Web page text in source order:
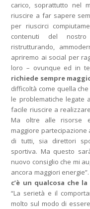
carico, soprattutto nel
riuscire a far sapere
per riuscirci
contenuti del nostro
ristrutturando,
apriremo ai social per
loro – ovunque ed in
richiede sempre
difficoltà come quella
le problematiche legate
facile riuscire a
Ma oltre alle risorse
maggiore partecipazione
di tutti, sia direttori
sportiva. Ma questo
nuovo consiglio che mi
ancora maggiori energie”.
c’è un qualcosa che
“La serietà e il
molto sul modo di